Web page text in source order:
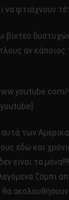
να φτιάχνουν
βίντεο
αν
των
εδώ και
είναι τα
ζόμπι
θα